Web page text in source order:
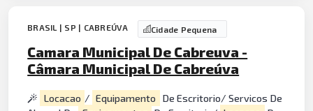
BRASIL | SP | CABREÚVA Cidade Pequena
Camara Municipal De Cabreuva -
Câmara Municipal De Cabreúva
Locacao / Equipamento
De Escritorio/ Servicos De